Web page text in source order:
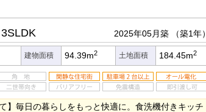
3SLDK 2025年05月築 （築1年）
建物面積 94.39m2 土地面積 184.45m2
】毎日の暮らしをもっと快適に。食洗機付きキッチ